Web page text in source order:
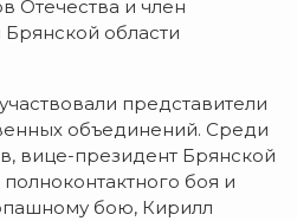
Отечества и член
области
представители
объединений. Среди
вице-президент Брянской
боя и
бою, Кирилл